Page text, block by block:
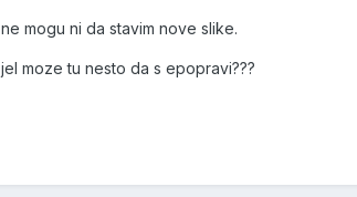
ne mogu ni da stavim nove slike.
jel moze tu nesto da s epopravi???